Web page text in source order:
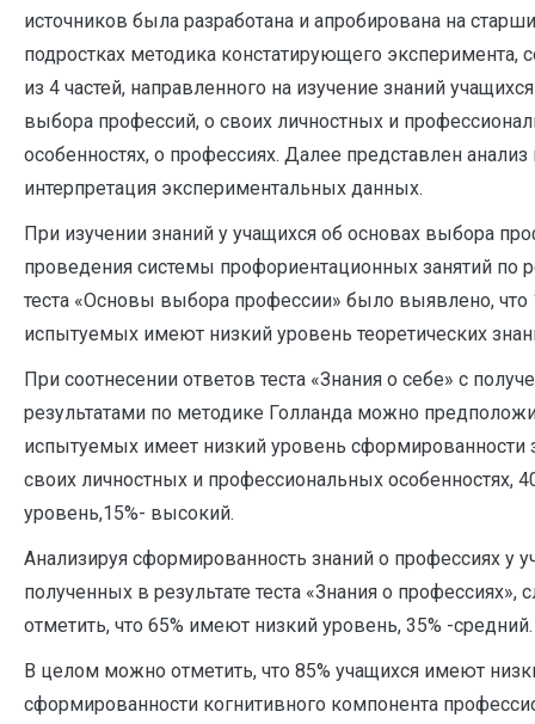
источников была разработана и апробирована на
подростках методика констатирующего эксперимента,
из 4 частей, направленного на изучение знаний
выбора профессий, о своих личностных и
особенностях, о профессиях. Далее представлен анализ
интерпретация экспериментальных данных.
При изучении знаний у учащихся об основах выбора
проведения системы профориентационных занятий по
теста «Основы выбора профессии» было выявлено, что
испытуемых имеют низкий уровень теоретических
При соотнесении ответов теста «Знания о себе» с
результатами по методике Голланда можно
испытуемых имеет низкий уровень сформированности
своих личностных и профессиональных особенностях,
уровень,15%- высокий.
Анализируя сформированность знаний о профессиях у
полученных в результате теста «Знания о профессиях»,
отметить, что 65% имеют низкий уровень, 35% -средний.
В целом можно отметить, что 85% учащихся имеют
сформированности когнитивного компонента